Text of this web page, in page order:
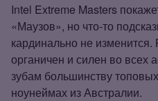
Intel Extreme Masters
«Маузов», но что‑то
кардинально не изменится.
органичен и силен во всех
зубам большинству
ноунеймах из Австралии.